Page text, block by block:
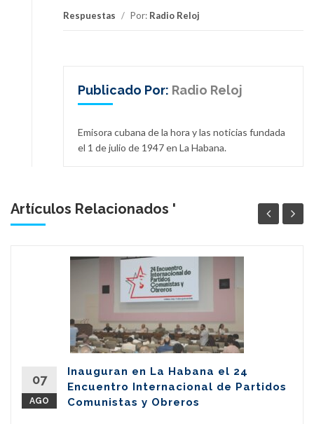
Respuestas / Por: Radio Reloj
Publicado Por: Radio Reloj
Emisora cubana de la hora y las noticias fundada
el 1 de julio de 1947 en La Habana.
Artículos Relacionados '
07
AGO
Inauguran en La Habana el 24
Encuentro Internacional de Partidos
Comunistas y Obreros